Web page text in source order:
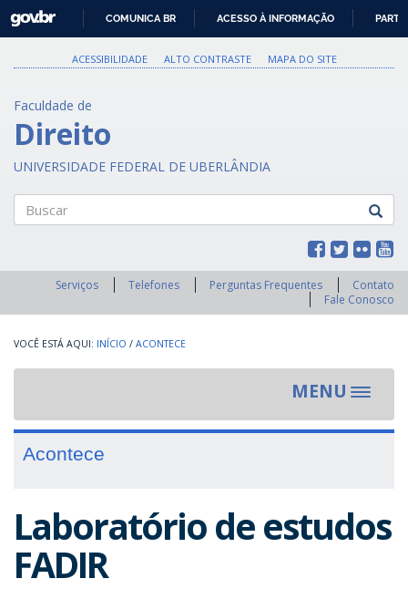
PARA
O
GOVBR
COMUNICA BR ACESSO À INFORMAÇÃO
ACESSIBILIDADE ALTO CONTRASTE MAPA DO SITE
Faculdade de
Direito
UNIVERSIDADE FEDERAL DE UBERLÂNDIA
Serviços Telefones Perguntas Frequentes
Contato
Fale Conosco
INÍCIO / ACONTECE
MENU
Toggle
Acontece
Laboratório de estudos
FADIR